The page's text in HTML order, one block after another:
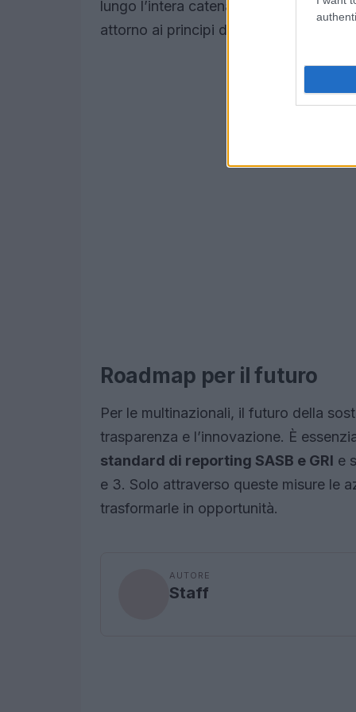
lungo l’intera catena del valore,
attorno ai principi di sostenibilità.
Roadmap per il futuro
Per le multinazionali, il futuro della
trasparenza e l’innovazione. È
standard di reporting SASB e GRI e
e 3. Solo attraverso queste misure le
trasformarle in opportunità.
AUTORE
Staff